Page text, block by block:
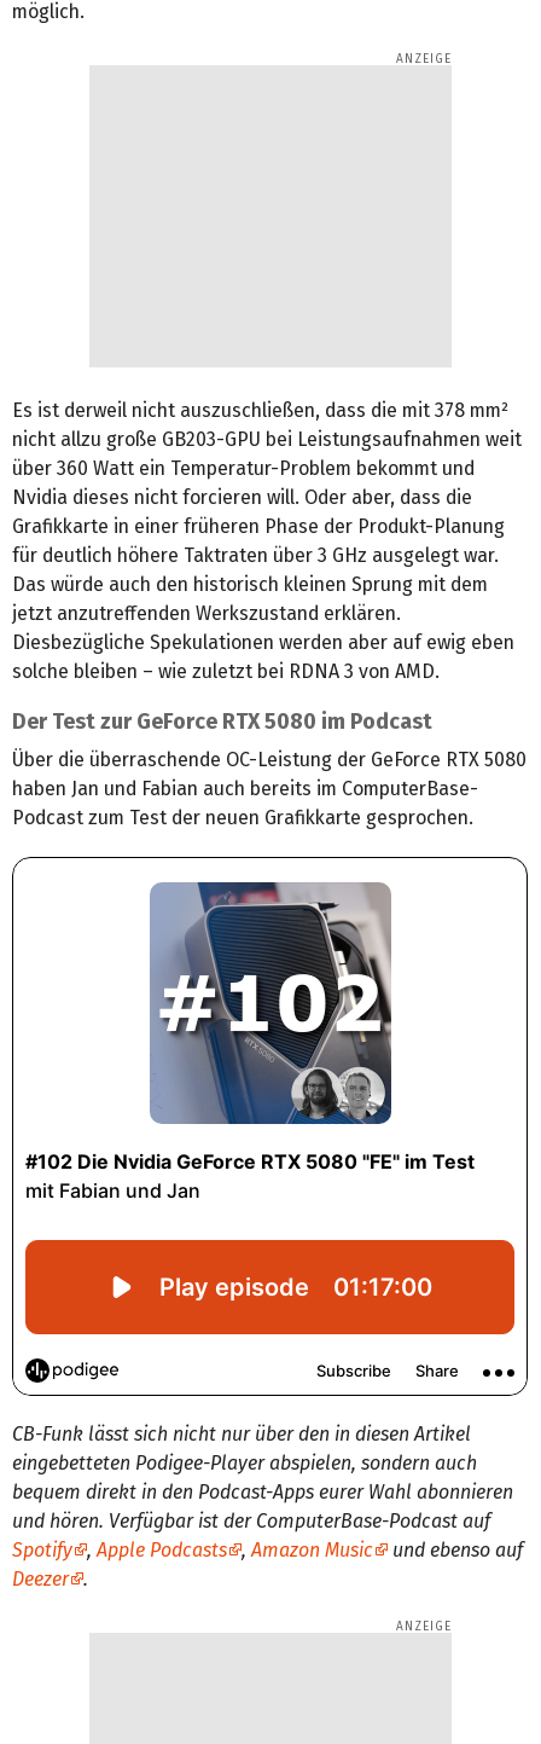
möglich.
Es ist derweil nicht auszuschließen, dass die mit 378 mm²
nicht allzu große GB203-GPU bei Leistungsaufnahmen weit
über 360 Watt ein Temperatur-Problem bekommt und
Nvidia dieses nicht forcieren will. Oder aber, dass die
Grafikkarte in einer früheren Phase der Produkt-Planung
für deutlich höhere Taktraten über 3 GHz ausgelegt war.
Das würde auch den historisch kleinen Sprung mit dem
jetzt anzutreffenden Werkszustand erklären.
Diesbezügliche Spekulationen werden aber auf ewig eben
solche bleiben – wie zuletzt bei RDNA 3 von AMD.
Der Test zur GeForce RTX 5080 im Podcast
Über die überraschende OC-Leistung der GeForce RTX 5080
haben Jan und Fabian auch bereits im ComputerBase-
Podcast zum Test der neuen Grafikkarte gesprochen.
CB-Funk lässt sich nicht nur über den in diesen Artikel
eingebetteten Podigee-Player abspielen, sondern auch
bequem direkt in den Podcast-Apps eurer Wahl abonnieren
und hören. Verfügbar ist der ComputerBase-Podcast auf
Spotify
,Apple Podcasts ,Amazon Music
und ebenso auf
Deezer
.